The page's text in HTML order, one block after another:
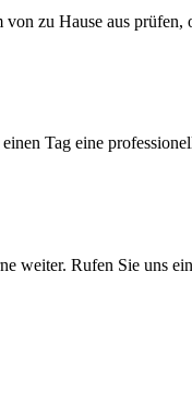
zu Hause aus
Tag eine
weiter. Rufen Sie uns